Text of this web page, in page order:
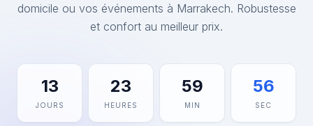
domicile ou vos événements à Marrakech. Robustesse
et confort au meilleur prix.
13
JOURS
23
HEURES
59
MIN
56
SEC